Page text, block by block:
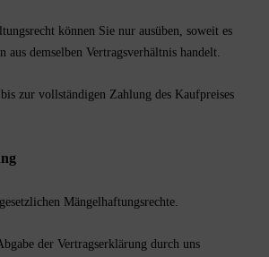
können Sie nur ausüben, soweit es
aus demselben Vertragsverhältnis handelt.
zur vollständigen Zahlung des Kaufpreises
Mängelhaftungsrechte.
der Vertragserklärung durch uns